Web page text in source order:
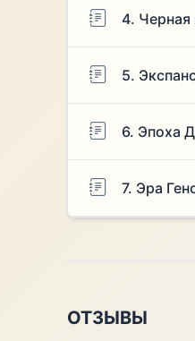
4. Черная
5.
6. Эпоха
7. Эра
ОТЗЫВЫ